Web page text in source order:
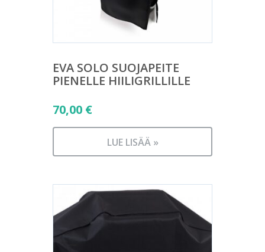
EVA SOLO SUOJAPEITE
PIENELLE HIILIGRILLILLE
70,00 €
LUE LISÄÄ »